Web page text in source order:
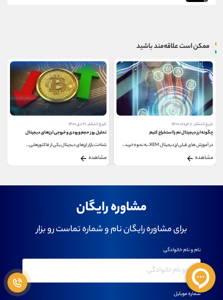
ممکن است علاقه‌مند باشید
تاریخ انتشار : ۲۱ دی ۱۴۰۰
تحلیل روز حجم ورودی و خروجی ارزهای دیجیتال
شناخت بازار ارزهای دیجیتال یکی از فاکتورهایی...
مشاهده
تاریخ انتشار : ۲۲ مهر ۱۴۰۳
بهترین صرافی‌ های غیرمتمرکز 2024
سرمایه‌گذاران مدت‌هاست که طرفدار روش‌...
مشاهده
مشاوره رایگان
برای مشاوره رایگان نام و شماره تماست رو بزار
نام و نام خانوادگی
شماره موبایل